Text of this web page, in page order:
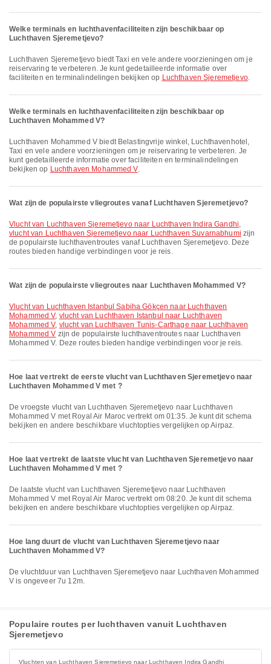
Welke terminals en luchthavenfaciliteiten zijn beschikbaar op
Luchthaven Sjeremetjevo?
Luchthaven Sjeremetjevo biedt Taxi en vele andere voorzieningen om je
reiservaring te verbeteren. Je kunt gedetailleerde informatie over
faciliteiten en terminalindelingen bekijken op Luchthaven Sjeremetjevo.
Welke terminals en luchthavenfaciliteiten zijn beschikbaar op
Luchthaven Mohammed V?
Luchthaven Mohammed V biedt Belastingvrije winkel, Luchthavenhotel,
Taxi en vele andere voorzieningen om je reiservaring te verbeteren. Je
kunt gedetailleerde informatie over faciliteiten en terminalindelingen
bekijken op Luchthaven Mohammed V.
Wat zijn de populairste vliegroutes vanaf Luchthaven Sjeremetjevo?
vlucht van Luchthaven Sjeremetjevo naar Luchthaven Indira Gandhi,
vlucht van Luchthaven Sjeremetjevo naar Luchthaven Suvarnabhumi zijn
de populairste luchthaventroutes vanaf Luchthaven Sjeremetjevo. Deze
routes bieden handige verbindingen voor je reis.
Wat zijn de populairste vliegroutes naar Luchthaven Mohammed V?
vlucht van Luchthaven Istanbul Sabiha Gökçen naar Luchthaven
Mohammed V, vlucht van Luchthaven Istanbul naar Luchthaven
Mohammed V, vlucht van Luchthaven Tunis-Carthage naar Luchthaven
Mohammed V zijn de populairste luchthaventroutes naar Luchthaven
Mohammed V. Deze routes bieden handige verbindingen voor je reis.
Hoe laat vertrekt de eerste vlucht van Luchthaven Sjeremetjevo naar
Luchthaven Mohammed V met ?
De vroegste vlucht van Luchthaven Sjeremetjevo naar Luchthaven
Mohammed V met Royal Air Maroc vertrekt om 01:35. Je kunt dit schema
bekijken en andere beschikbare vluchtopties vergelijken op Airpaz.
Hoe laat vertrekt de laatste vlucht van Luchthaven Sjeremetjevo naar
Luchthaven Mohammed V met ?
De laatste vlucht van Luchthaven Sjeremetjevo naar Luchthaven
Mohammed V met Royal Air Maroc vertrekt om 08:20. Je kunt dit schema
bekijken en andere beschikbare vluchtopties vergelijken op Airpaz.
Hoe lang duurt de vlucht van Luchthaven Sjeremetjevo naar
Luchthaven Mohammed V?
De vluchtduur van Luchthaven Sjeremetjevo naar Luchthaven Mohammed
V is ongeveer 7u 12m.
Populaire routes per luchthaven vanuit Luchthaven
Sjeremetjevo
Vluchten van Luchthaven Sjeremetjevo naar Luchthaven Indira Gandhi